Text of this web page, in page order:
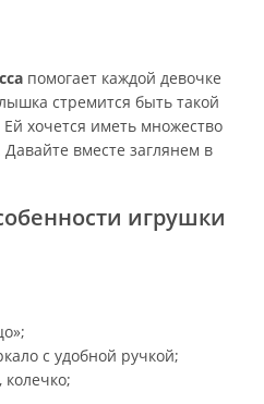
помогает каждой девочке
стремится быть такой
хочется иметь множество
вместе заглянем в
игрушки
с удобной ручкой;